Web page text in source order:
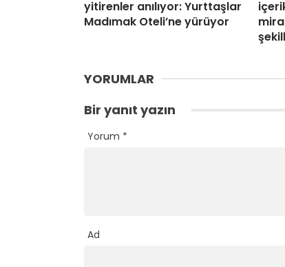
yitirenler anılıyor: Yurttaşlar
Madımak Oteli’ne yürüyor
YORUMLAR
Bir yanıt yazın
Yorum *
Ad